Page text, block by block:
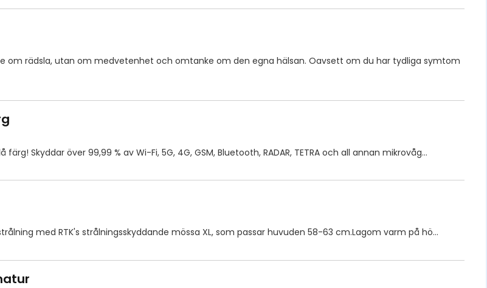
om rädsla, utan om medvetenhet och omtanke om den egna hälsan. Oavsett om du har tydliga symtom
Skyddar över 99,99 % av Wi-Fi, 5G, 4G, GSM, Bluetooth, RADAR, TETRA och all annan mikrovåg…
med RTK's strålningsskyddande mössa XL, som passar huvuden 58-63 cm.Lagom varm på hö…